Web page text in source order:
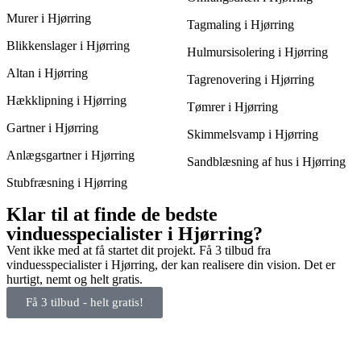
Murer i Hjørring
Blikkenslager i Hjørring
Altan i Hjørring
Hækklipning i Hjørring
Gartner i Hjørring
Anlægsgartner i Hjørring
Stubfræsning i Hjørring
Tagmaling i Hjørring
Hulmursisolering i Hjørring
Tagrenovering i Hjørring
Tømrer i Hjørring
Skimmelsvamp i Hjørring
Sandblæsning af hus i Hjørring
Klar til at finde de bedste
vinduesspecialister i Hjørring?
Vent ikke med at få startet dit projekt. Få 3 tilbud fra
vinduesspecialister i Hjørring, der kan realisere din vision. Det er
hurtigt, nemt og helt gratis.
Få 3 tilbud - helt gratis!